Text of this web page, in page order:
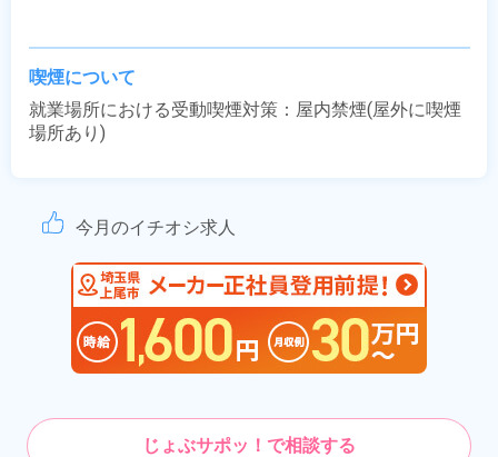
喫煙について
就業場所における受動喫煙対策：屋内禁煙(屋外に喫煙
場所あり)
今月のイチオシ求人
じょぶサポッ！で相談する